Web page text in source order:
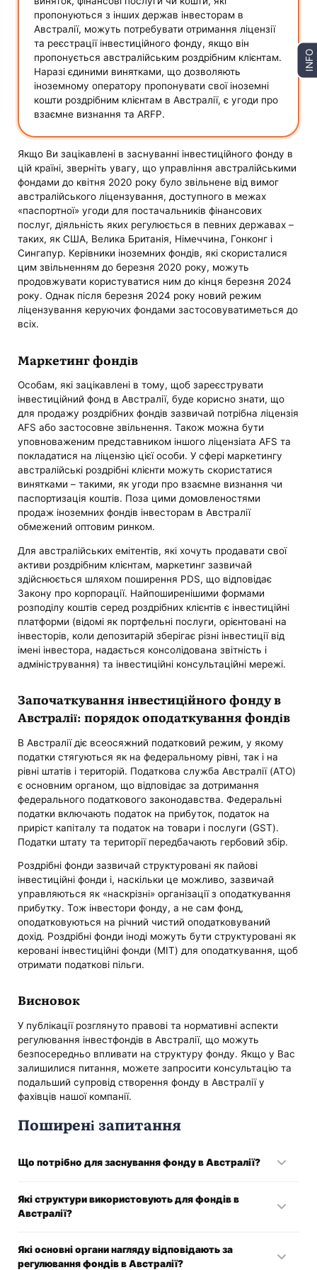
пропонуються з інших держав інвесторам в
Австралії, можуть потребувати отримання ліцензії
та реєстрації інвестиційного фонду, якщо він
пропонується австралійським роздрібним клієнтам.
Наразі єдиними винятками, що дозволяють
іноземному оператору пропонувати свої іноземні
кошти роздрібним клієнтам в Австралії, є угоди про
взаємне визнання та ARFP.
Якщо Ви зацікавлені в заснуванні інвестиційного фонду в
цій країні, зверніть увагу, що управління австралійськими
фондами до квітня 2020 року було звільнене від вимог
австралійського ліцензування, доступного в межах
«паспортної» угоди для постачальників фінансових
послуг, діяльність яких регулюється в певних державах –
таких, як США, Велика Британія, Німеччина, Гонконг і
Сингапур. Керівники іноземних фондів, які скористалися
цим звільненням до березня 2020 року, можуть
продовжувати користуватися ним до кінця березня 2024
року. Однак після березня 2024 року новий режим
ліцензування керуючих фондами застосовуватиметься до
всіх.
Маркетинг фондів
Особам, які зацікавлені в тому, щоб зареєструвати
інвестиційний фонд в Австралії, буде корисно знати, що
для продажу роздрібних фондів зазвичай потрібна ліцензія
AFS або застосовне звільнення. Також можна бути
уповноваженим представником іншого ліцензіата AFS та
покладатися на ліцензію цієї особи. У сфері маркетингу
австралійські роздрібні клієнти можуть скористатися
винятками – такими, як угоди про взаємне визнання чи
паспортизація коштів. Поза цими домовленостями
продаж іноземних фондів інвесторам в Австралії
обмежений оптовим ринком.
Для австралійських емітентів, які хочуть продавати свої
активи роздрібним клієнтам, маркетинг зазвичай
здійснюється шляхом поширення PDS, що відповідає
Закону про корпорації. Найпоширенішими формами
розподілу коштів серед роздрібних клієнтів є інвестиційні
платформи (відомі як портфельні послуги, орієнтовані на
інвесторів, коли депозитарій зберігає різні інвестиції від
імені інвестора, надається консолідована звітність і
адміністрування) та інвестиційні консультаційні мережі.
Започаткування інвестиційного фонду в
Австралії: порядок оподаткування фондів
В Австралії діє всеосяжний податковий режим, у якому
податки стягуються як на федеральному рівні, так і на
рівні штатів і територій. Податкова служба Австралії (ATO)
є основним органом, що відповідає за дотримання
федерального податкового законодавства. Федеральні
податки включають податок на прибуток, податок на
приріст капіталу та податок на товари і послуги (GST).
Податки штату та території передбачають гербовий збір.
Роздрібні фонди зазвичай структуровані як пайові
інвестиційні фонди і, наскільки це можливо, зазвичай
управляються як «наскрізні» організації з оподаткування
прибутку. Тож інвестори фонду, а не сам фонд,
оподатковуються на річний чистий оподатковуваний
дохід. Роздрібні фонди іноді можуть бути структуровані як
керовані інвестиційні фонди (MIT) для оподаткування, щоб
отримати податкові пільги.
Висновок
У публікації розглянуто правові та нормативні аспекти
регулювання інвестфондів в Австралії, що можуть
безпосередньо впливати на структуру фонду. Якщо у Вас
залишилися питання, можете запросити консультацію та
подальший супровід створення фонду в Австралії у
фахівців нашої компанії.
Поширені запитання
Що потрібно для заснування фонду в Австралії?
служби (AFS), перш ніж відкривати хедж-фонд в Австралії.
AFS – це юридична ліцензія, видана ASIC.
Які структури використовують для фондів в
Австралії?
фондів:
Які основні органи нагляду відповідають за
регулювання фондів в Австралії?
INFO